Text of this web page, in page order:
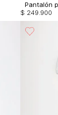
$ 249.900